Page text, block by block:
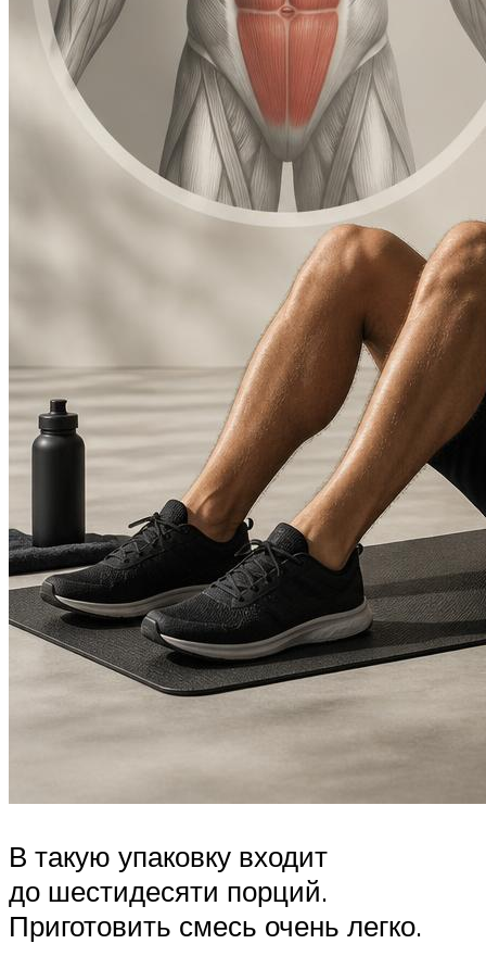
В такую упаковку входит
до шестидесяти порций.
Приготовить смесь очень легко.